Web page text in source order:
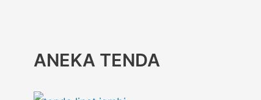
ANEKA TENDA